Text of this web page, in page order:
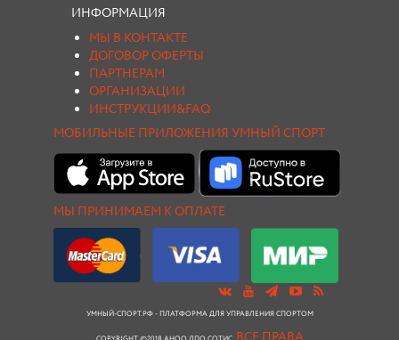
ИНФОРМАЦИЯ
МЫ В КОНТАКТЕ
ДОГОВОР ОФЕРТЫ
ПАРТНЕРАМ
ОРГАНИЗАЦИИ
ИНСТРУКЦИИ&FAQ
МОБИЛЬНЫЕ ПРИЛОЖЕНИЯ УМНЫЙ СПОРТ
МЫ ПРИНИМАЕМ К ОПЛАТЕ
УМНЫЙ-СПОРТ.РФ - ПЛАТФОРМА ДЛЯ УПРАВЛЕНИЯ СПОРТОМ